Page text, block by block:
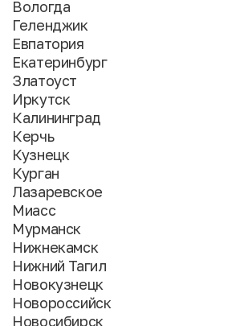
Вологда
Геленджик
Евпатория
Екатеринбург
Златоуст
Иркутск
Калининград
Керчь
Кузнецк
Курган
Лазаревское
Миасс
Мурманск
Нижнекамск
Нижний Тагил
Новокузнецк
Новороссийск
Новосибирск